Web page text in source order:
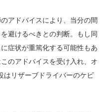
アドバイスにより、当分の間
避けるべきとの判断。もし同
症状が重篤化する可能性もあ
のアドバイスを受け入れ、オ
はリザーブドライバーのケビ